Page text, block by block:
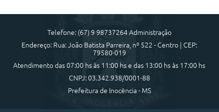
Telefone: (67) 9 98737264 Administração
Endereço: Rua: João Batista Parreira, nº 522 - Centro | CEP:
79580-019
Atendimento das 07:00 hs às 11:00 hs e das 13:00 hs às 17:00 hs
CNPJ: 03.342.938/0001-88
Prefeitura de Inocência - MS